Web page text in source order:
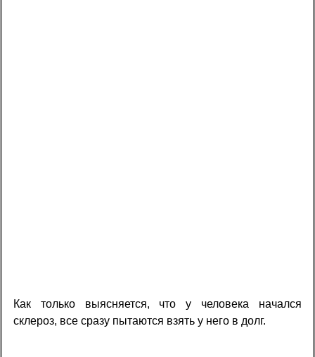
Как только выясняется, что у человека начался
склероз, все сразу пытаются взять у него в долг.